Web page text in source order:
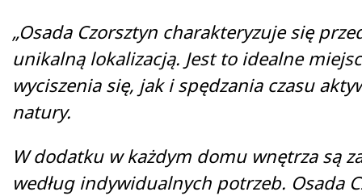
„Osada Czorsztyn charakteryzuje się
unikalną lokalizacją. Jest to idealne
wyciszenia się, jak i spędzania czasu
natury.
W dodatku w każdym domu wnętrza są
według indywidualnych potrzeb. Osada